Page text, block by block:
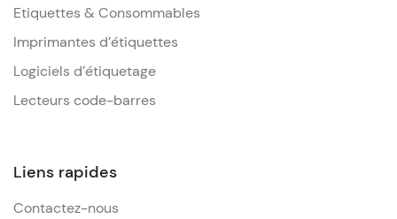
Etiquettes & Consommables
Imprimantes d’étiquettes
Logiciels d’étiquetage
Lecteurs code-barres
Liens rapides
Contactez-nous